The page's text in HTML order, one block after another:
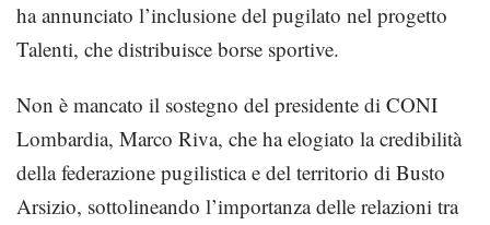
ha annunciato l’inclusione del pugilato nel progetto
Talenti, che distribuisce borse sportive.
Non è mancato il sostegno del presidente di CONI
Lombardia, Marco Riva, che ha elogiato la credibilità
della federazione pugilistica e del territorio di Busto
Arsizio, sottolineando l’importanza delle relazioni tra